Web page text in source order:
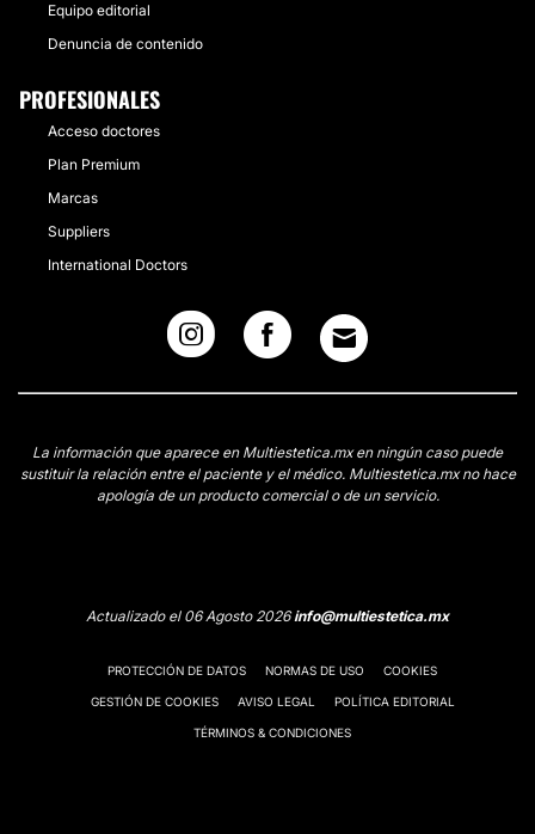
Equipo editorial
Denuncia de contenido
PROFESIONALES
Acceso doctores
Plan Premium
Marcas
Suppliers
International Doctors
La información que aparece en Multiestetica.mx en ningún caso puede
sustituir la relación entre el paciente y el médico. Multiestetica.mx no hace
apología de un producto comercial o de un servicio.
Actualizado el 06 Agosto 2026info@multiestetica.mx
PROTECCIÓN DE DATOS NORMAS DE USO COOKIES
GESTIÓN DE COOKIES AVISO LEGAL POLÍTICA EDITORIAL
TÉRMINOS & CONDICIONES